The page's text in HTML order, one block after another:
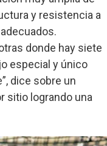
y resistencia a
donde hay siete
especial y único
dice sobre un
sitio logrando una